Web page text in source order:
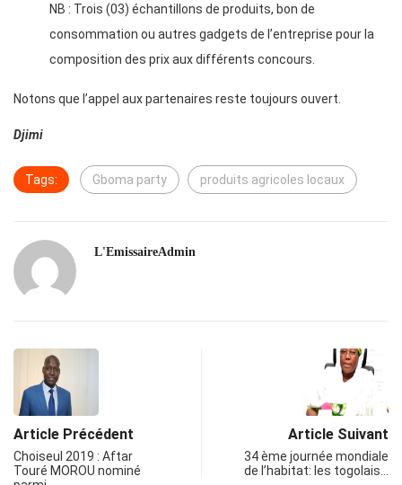
NB : Trois (03) échantillons de produits, bon de
consommation ou autres gadgets de l’entreprise pour la
composition des prix aux différents concours.
Notons que l’appel aux partenaires reste toujours ouvert.
Djimi
Tags: Gboma party produits agricoles locaux
L'EmissaireAdmin
Article Précédent
Choiseul 2019 : Aftar
Touré MOROU nominé
Article Suivant
34 ème journée mondiale
de l’habitat: les togolais…